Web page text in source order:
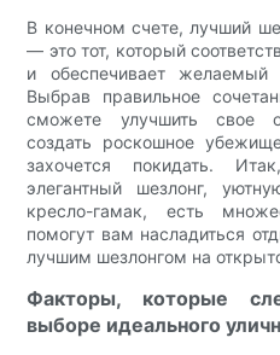
В конечном счете, лучший
— это тот, который
и обеспечивает желаемый
Выбрав правильное
сможете улучшить свое
создать роскошное
захочется покидать.
элегантный шезлонг,
кресло-гамак, есть
помогут вам насладиться
лучшим шезлонгом на
Факторы, которые
выборе идеального